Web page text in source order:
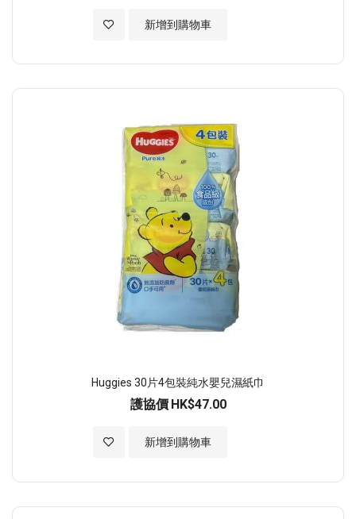
新增到購物車
加入至願望清單
Huggies 30片4包裝純水嬰兒濕紙巾
護協價 HK$47.00
新增到購物車
加入至願望清單